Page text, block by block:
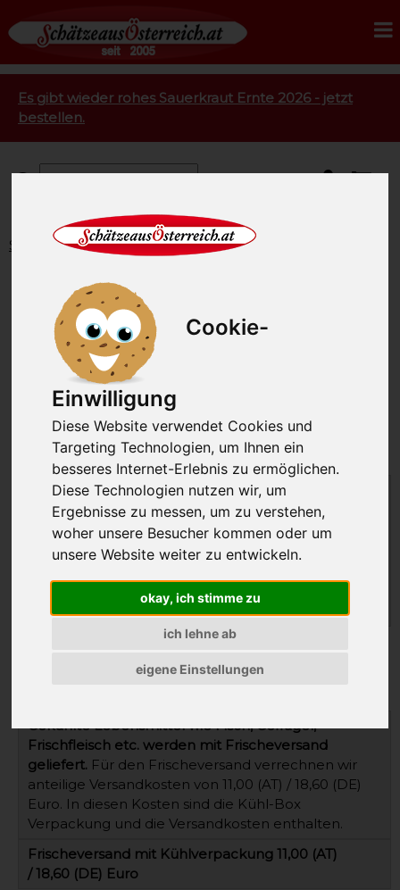
Cookie-
Einwilligung
Diese Website verwendet Cookies und
Targeting Technologien, um Ihnen ein
besseres Internet-Erlebnis zu ermöglichen.
Diese Technologien nutzen wir, um
Ergebnisse zu messen, um zu verstehen,
woher unsere Besucher kommen oder um
unsere Website weiter zu entwickeln.
okay, ich stimme zu
ich lehne ab
eigene Einstellungen
Es gibt wieder rohes Sauerkraut Ernte 2026 - jetzt
bestellen.
Startseite Versand
Versand, Verpackung und
Lieferservice
Versandkosten für Österreich und
Deutschland
Standard Versand
Österreich
Deutschland
bis 2kg:
4,90 €
4,90 €
bis 5kg:
6,80 €
6,80 €
bis 10kg:
11,00 €
11,50 €
bis 20kg:
11,00 €
14,50 €
über 20kg:
auf Anfrage auf Anfrage
Lebensmitteln
Gekühlte Lebensmittel wie Fisch, Geflügel,
Frischfleisch etc. werden mit Frischeversand
geliefert. Für den Frischeversand verrechnen wir
anteilige Versandkosten von 11,00 (AT) / 18,60 (DE)
Euro. In diesen Kosten sind die Kühl-Box
Verpackung und die Versandkosten enthalten.
Frischeversand mit Kühlverpackung 11,00 (AT)
/ 18,60 (DE) Euro